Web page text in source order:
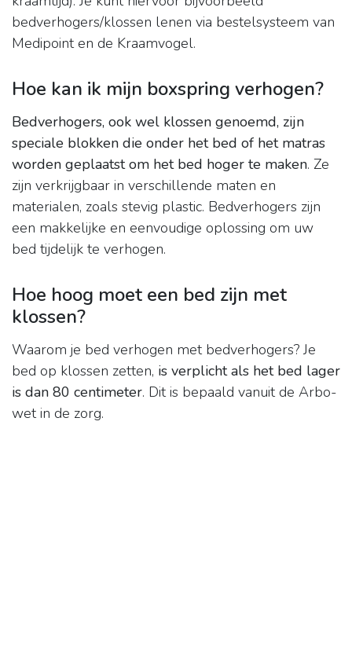
bedverhogers/klossen lenen via bestelsysteem van
Medipoint en de Kraamvogel.
Hoe kan ik mijn boxspring verhogen?
Bedverhogers, ook wel klossen genoemd, zijn
speciale blokken die onder het bed of het matras
worden geplaatst om het bed hoger te maken. Ze
zijn verkrijgbaar in verschillende maten en
materialen, zoals stevig plastic. Bedverhogers zijn
een makkelijke en eenvoudige oplossing om uw
bed tijdelijk te verhogen.
Hoe hoog moet een bed zijn met
klossen?
Waarom je bed verhogen met bedverhogers? Je
bed op klossen zetten, is verplicht als het bed lager
is dan 80 centimeter. Dit is bepaald vanuit de Arbo-
wet in de zorg.